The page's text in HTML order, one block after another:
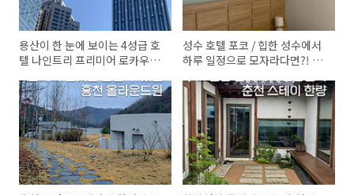
용산이 한 눈에 보이는 4성급 호
텔 나인트리 프리미어 로카우스
성수 호텔 포코 / 힙한 성수에서
하루 일정으로 모자라다면?! 호